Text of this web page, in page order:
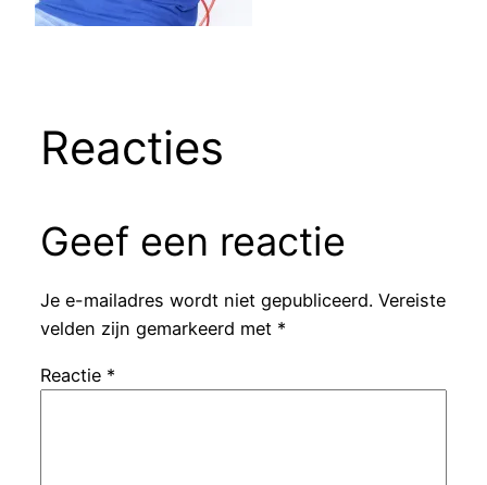
Reacties
Geef een reactie
Je e-mailadres wordt niet gepubliceerd. Vereiste
velden zijn gemarkeerd met *
Reactie *